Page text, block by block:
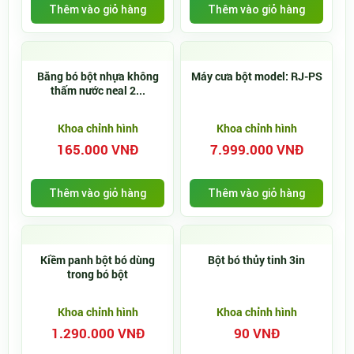
Thêm vào giỏ hàng Thêm vào giỏ hàng
Băng bó bột nhựa không
thấm nước neal 2...
Khoa chỉnh hình
165.000 VNĐ
Thêm vào giỏ hàng
Máy cưa bột model: RJ-PS
Khoa chỉnh hình
7.999.000 VNĐ
Thêm vào giỏ hàng
Kiềm panh bột bó dùng
trong bó bột
Khoa chỉnh hình
1.290.000 VNĐ
Bột bó thủy tinh 3in
Khoa chỉnh hình
90 VNĐ